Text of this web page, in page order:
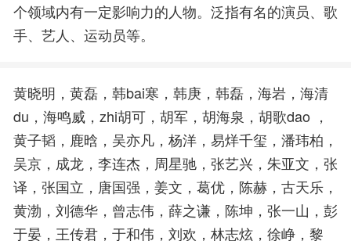
个领域内有一定影响力的人物。泛指有名的演员、歌
手、艺人、运动员等。
黄晓明，黄磊，韩bai寒，韩庚，韩磊，海岩，海清
du，海鸣威，zhi胡可，胡军，胡海泉，胡歌dao ，
黄子韬，鹿晗，吴亦凡，杨洋，易烊千玺，潘玮柏，
吴京，成龙，李连杰，周星驰，张艺兴，朱亚文，张
译，张国立，唐国强，姜文，葛优，陈赫，古天乐，
黄渤，刘德华，曾志伟，薛之谦，陈坤，张一山，彭
于晏，王传君，于和伟，刘欢，林志炫，徐峥，黎